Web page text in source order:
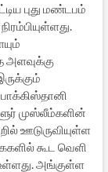
புது மண்டபம்
அளவுக்கு
முஸ்லீம்களின்
ஊடுருவியுள்ள
கூட வெளி
அங்குள்ள